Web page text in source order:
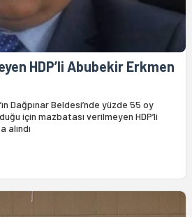
HDP’li Abubekir Erkmen
Dağpınar Beldesi’nde yüzde 55 oy
için mazbatası verilmeyen HDP’li
alındı